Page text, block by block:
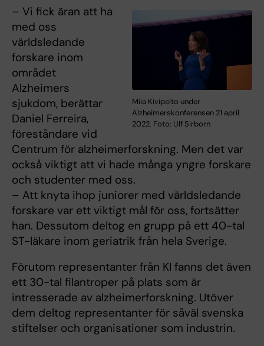
Miia Kivipelto under
Alzheimerskonferensen 21 april
2022. Foto: Ulf Sirborn
– Vi fick äran att ha
med oss
världsledande
forskare inom
området
Alzheimers
sjukdom, berättar
Daniel Ferreira,
föreståndare vid
Centrum för alzheimerforskning. Men det var
också viktigt att vi hade många yngre forskare
och studenter med oss.
– Att knyta ihop juniorer med världsledande
forskare var ett viktigt mål för oss, fortsätter
han. Dessutom deltog en grupp på ett 40-tal
ST-läkare inom geriatrik från hela Sverige.
Förutom representanter från KI fanns det även
ett 30-tal filantroper på plats som är
intresserade av alzheimerforskning. Utöver
dem deltog representanter för såväl svenska
stiftelser och organisationer som industrin.